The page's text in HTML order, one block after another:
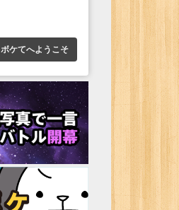
ボケてへようこそ